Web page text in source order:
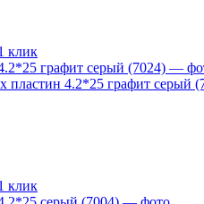
пластин 4.2*25 графит серый